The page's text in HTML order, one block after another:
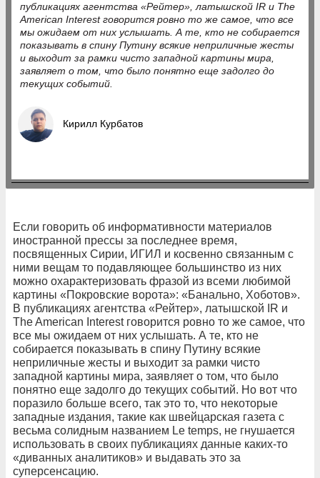
публикациях агентства «Рейтер», латышской IR и The
American Interest говорится ровно то же самое, что все
мы ожидаем от них услышать. А те, кто не собирается
показывать в спину Путину всякие неприличные жесты
и выходит за рамки чисто западной картины мира,
заявляет о том, что было понятно еще задолго до
текущих событий.
Кирилл Курбатов
Если говорить об информативности материалов
иностранной прессы за последнее время,
посвященных Сирии, ИГИЛ и косвенно связанным с
ними вещам то подавляющее большинство из них
можно охарактеризовать фразой из всеми любимой
картины «Покровские ворота»: «Банально, Хоботов».
В публикациях агентства «Рейтер», латышской IR и
The American Interest говорится ровно то же самое, что
все мы ожидаем от них услышать. А те, кто не
собирается показывать в спину Путину всякие
неприличные жесты и выходит за рамки чисто
западной картины мира, заявляет о том, что было
понятно еще задолго до текущих событий. Но вот что
поразило больше всего, так это то, что некоторые
западные издания, такие как швейцарская газета с
весьма солидным названием Le temps, не гнушается
использовать в своих публикациях данные каких-то
«диванных аналитиков» и выдавать это за
суперсенсацию.